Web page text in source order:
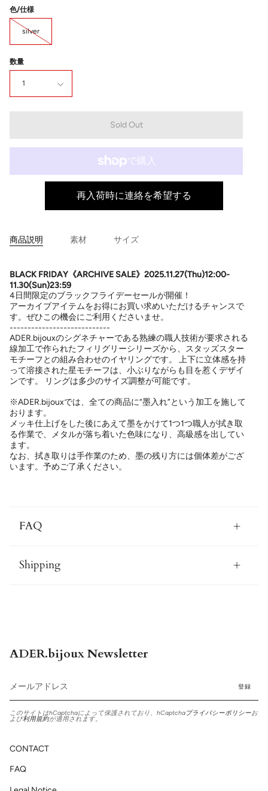
色/仕様
silver
数量
1
Sold Out
再入荷時に連絡を希望する
商品説明 素材 サイズ
BLACK FRIDAY《ARCHIVE SALE》 2025.11.27(Thu)12:00-
11.30(Sun)23:59
4日間限定のブラックフライデーセールが開催！
アーカイブアイテムをお得にお買い求めいただけるチャンスで
す。ぜひこの機会にご利用くださいませ。
----------------------------
ADER.bijouxのシグネチャーである熟練の職人技術が要求される
線加工で作られたフィリグリーシリーズから、スタッズスター
モチーフとの組み合わせのイヤリングです。 上下に立体感を持
って溶接された星モチーフは、小ぶりながらも目を惹くデザイ
ンです。 リングは多少のサイズ調整が可能です。
※ADER.bijouxでは、全ての商品に“墨入れ”という加工を施して
おります。
メッキ仕上げをした後にあえて墨をかけて1つ1つ職人が拭き取
る作業で、メタルが落ち着いた色味になり、高級感を出してい
ます。
なお、拭き取りは手作業のため、墨の残り方には個体差がござ
います。予めご了承ください。
FAQ
Shipping
ADER.bijoux Newsletter
登録
このサイトはhCaptchaによって保護されており、hCaptchaプライバシーポリシーお
よび利用規約が適用されます。
CONTACT
FAQ